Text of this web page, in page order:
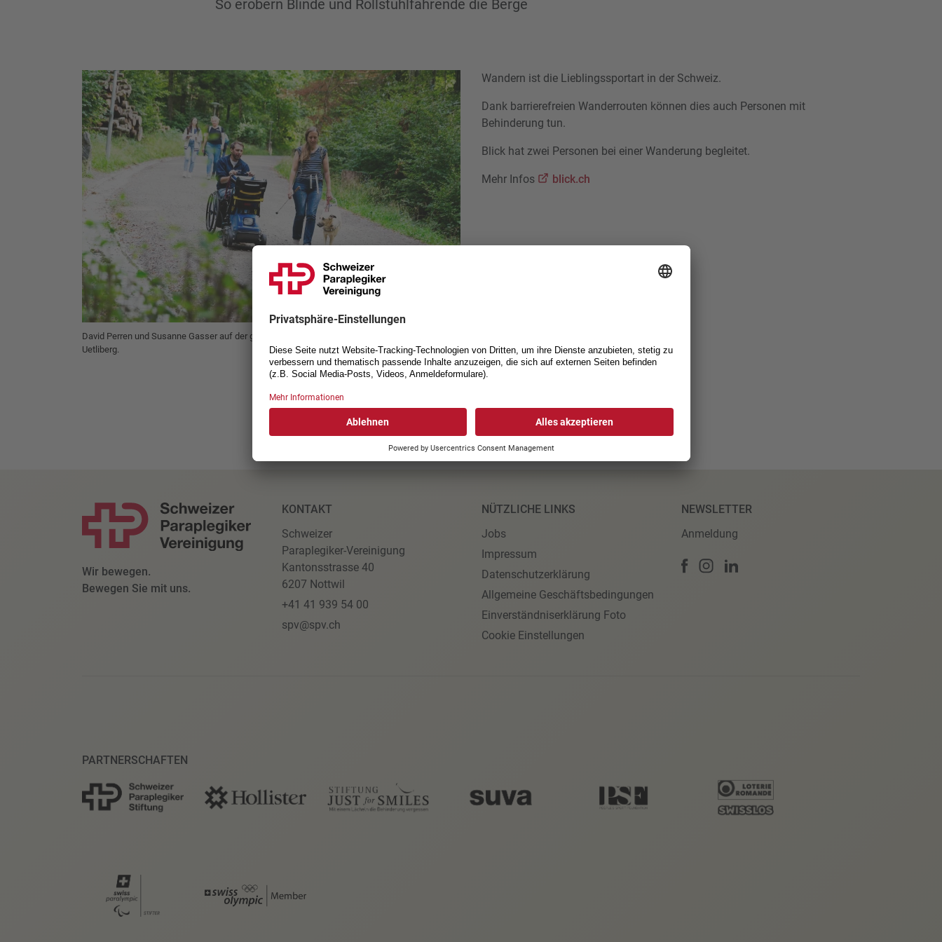
So erobern Blinde und Rollstuhlfahrende die Berge
David Perren und Susanne Gasser auf der gemeinsamen Wanderung auf dem Zürcher
Uetliberg.
Wandern ist die Lieblingssportart in der Schweiz.
Dank barrierefreien Wanderrouten können dies auch Personen mit
Behinderung tun.
Blick hat zwei Personen bei einer Wanderung begleitet.
Mehr Infos blick.ch
Wir bewegen.
Bewegen Sie mit uns.
KONTAKT
Schweizer
Paraplegiker-Vereinigung
Kantonsstrasse 40
6207 Nottwil
+41 41 939 54 00
spv@spv.ch
NÜTZLICHE LINKS
Jobs
Impressum
Datenschutzerklärung
Allgemeine Geschäftsbedingungen
Einverständniserklärung Foto
Cookie Einstellungen
NEWSLETTER
Anmeldung
PARTNERSCHAFTEN